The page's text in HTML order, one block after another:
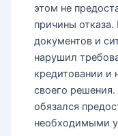
этом не
причины отказа.
документов и
нарушил
кредитовании и
своего
обязался
необходимыми